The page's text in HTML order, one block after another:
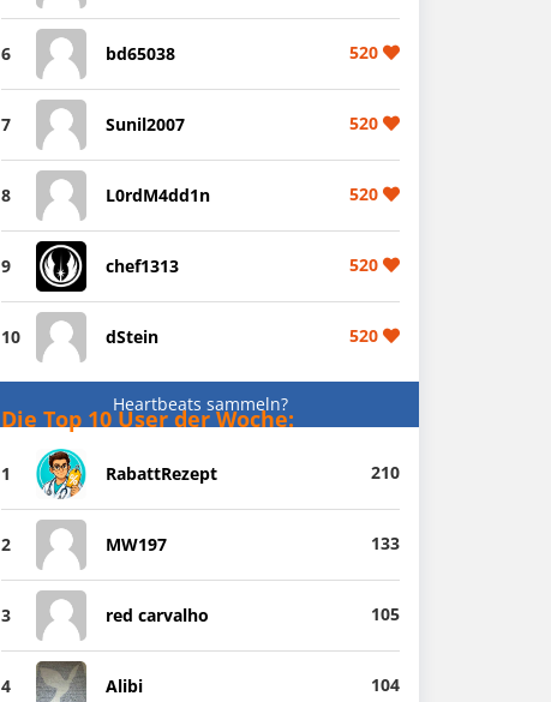
6 bd65038 520
7 Sunil2007 520
8 L0rdM4dd1n 520
9 chef1313 520
10 dStein 520
Heartbeats sammeln?
Die Top 10 User der Woche:
1 RabattRezept 210
2 MW197 133
3 red carvalho 105
4 Alibi 104